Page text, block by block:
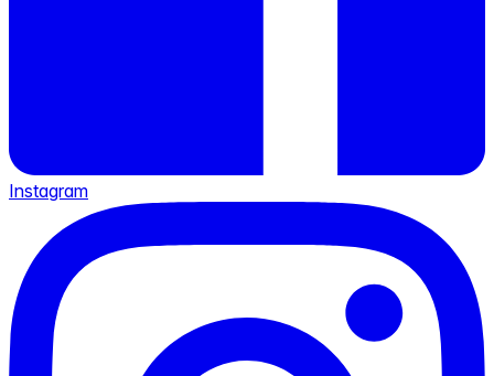
Instagram